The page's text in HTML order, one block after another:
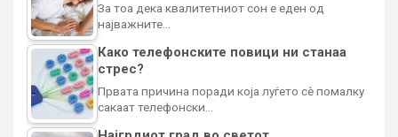
За тоа дека квалитетниот сон е еден од
најважните…
Како телефонските повици ни станаа
стрес?
Првата причина поради која луѓето сè помалку
сакаат телефонски…